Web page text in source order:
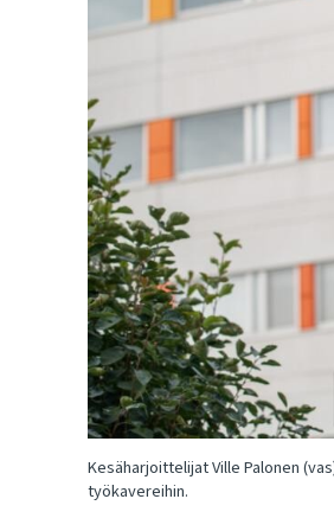
Kesäharjoittelijat Ville Palonen
työkavereihin.